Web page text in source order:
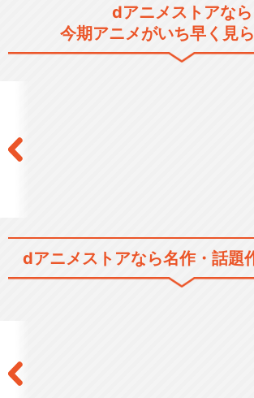
組員や乗客らは皆ゾンビ化していた。一方、合衆国
ジェント、レオン・Ｓ・ケネディに任務を受け、事
として空港へ向かわせるが・・・
バイオハザ
タ
dアニメストアなら
今期アニメがいち早く見ら
dアニメストアなら名作・話題